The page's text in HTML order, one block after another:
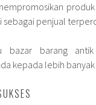
penjual
bazar barang
kepada lebih